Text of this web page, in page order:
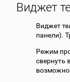
Виджет
Виджет
панели).
Режим
свернуть